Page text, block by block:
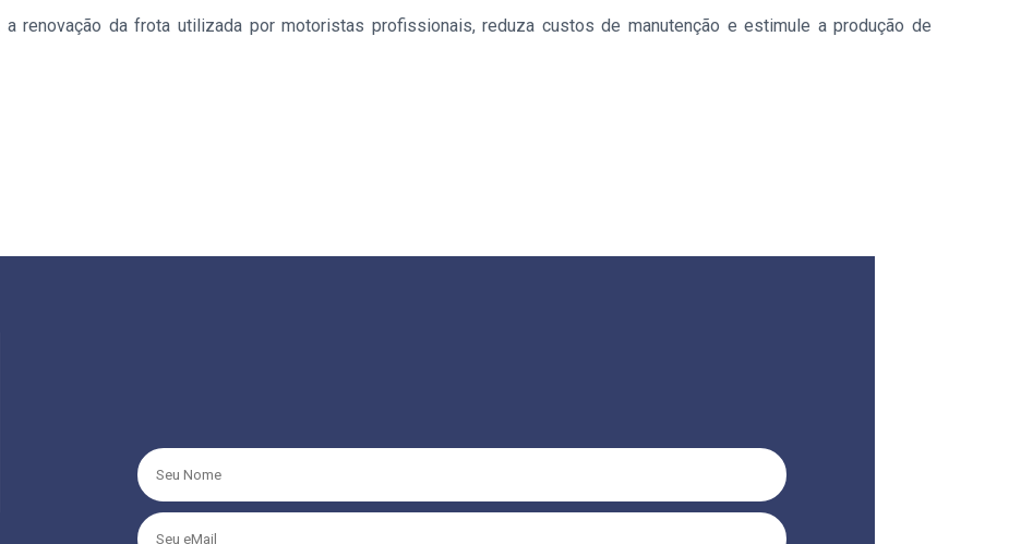
renovação da frota utilizada por motoristas profissionais, reduza custos de manutenção e estimule a produção de